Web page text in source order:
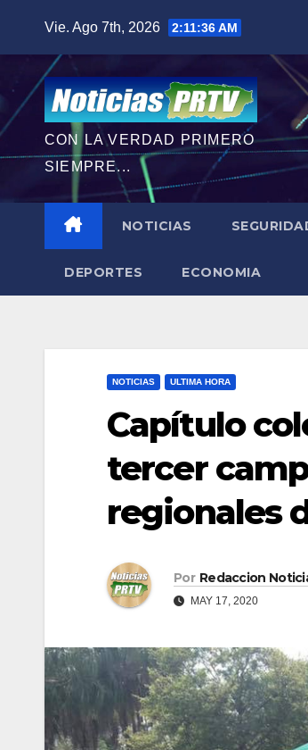
contenido
Vie. Ago 7th, 2026 2:11:38 AM
CON LA VERDAD PRIMERO
SIEMPRE...
NOTICIAS
DEPORTES ECONOMIA
NOTICIAS ULTIMA HORA
Capítulo
tercer
regionales
Por Redaccion
MAY 17, 2020